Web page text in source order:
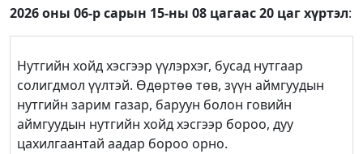
2026 оны 06-р сарын 15-ны 08 цагаас 20 цаг хүртэл:
Нутгийн хойд хэсгээр үүлэрхэг, бусад нутгаар
солигдмол үүлтэй. Өдөртөө төв, зүүн аймгуудын
нутгийн зарим газар, баруун болон говийн
аймгуудын нутгийн хойд хэсгээр бороо, дуу
цахилгаантай аадар бороо орно.